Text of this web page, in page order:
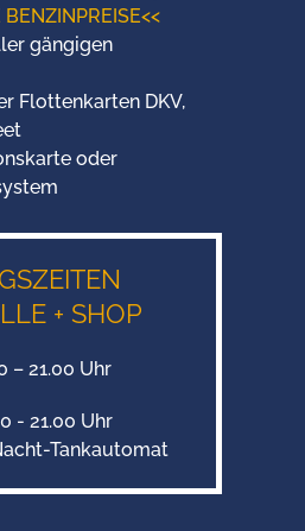
gängigen
Flottenkarten DKV,
oder
+ SHOP
– 21.00 Uhr
- 21.00 Uhr
Tankautomat